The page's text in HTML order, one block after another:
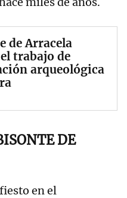
de Arracela
trabajo de
arqueológica
DE
en el